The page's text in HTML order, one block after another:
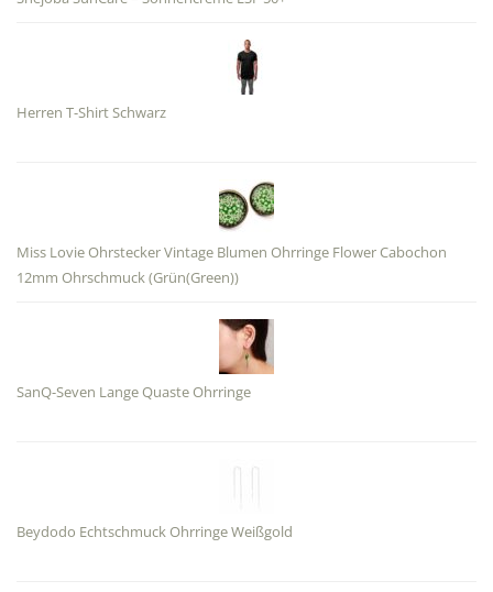
Herren T-Shirt Schwarz
Miss Lovie Ohrstecker Vintage Blumen Ohrringe Flower Cabochon
12mm Ohrschmuck (Grün(Green))
SanQ-Seven Lange Quaste Ohrringe
Beydodo Echtschmuck Ohrringe Weißgold